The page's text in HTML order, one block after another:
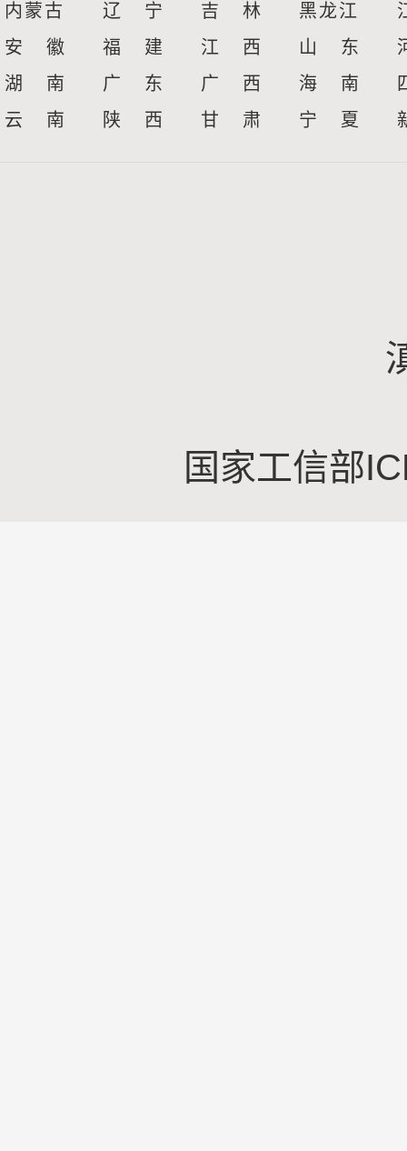
内蒙古
辽 宁 吉 林 黑龙江
安 徽
福 建 江 西 山 东
湖 南
广 东 广 西 海 南
云 南
陕 西 甘 肃 宁 夏
国家工信部